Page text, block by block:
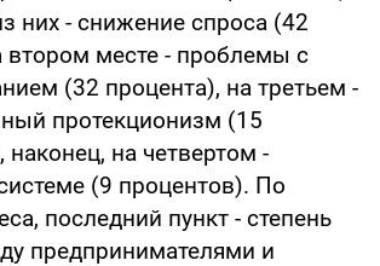
них - снижение спроса (42
втором месте - проблемы с
(32 процента), на третьем -
протекционизм (15
наконец, на четвертом -
(9 процентов). По
последний пункт - степень
предпринимателями и